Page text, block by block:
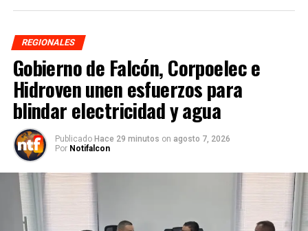
REGIONALES
Gobierno de Falcón, Corpoelec e
Hidroven unen esfuerzos para
blindar electricidad y agua
Publicado Hace 29 minutos on agosto 7, 2026
Por Notifalcon